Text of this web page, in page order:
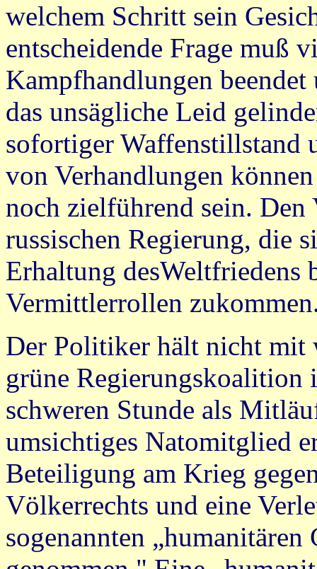
welchem Schritt sein
entscheidende Frage muß
Kampfhandlungen beendet
das unsägliche Leid
sofortiger Waffenstillstand
von Verhandlungen
noch zielführend sein. Den
russischen Regierung, die
Erhaltung desWeltfriedens
Vermittlerrollen
Der Politiker hält nicht
grüne Regierungskoalition
schweren Stunde als
umsichtiges Natomitglied
Beteiligung am Krieg
Völkerrechts und eine
sogenannten